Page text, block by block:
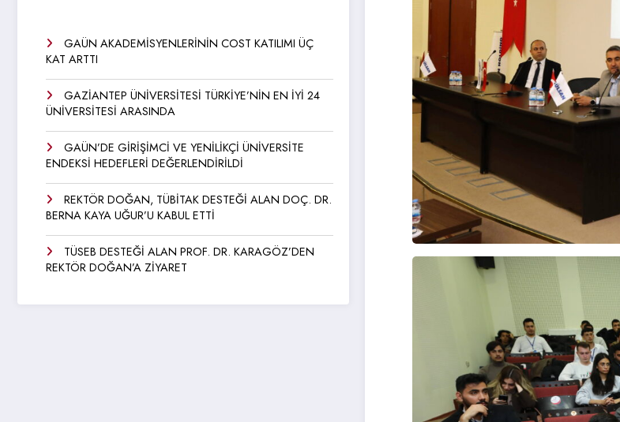
GAÜN AKADEMİSYENLERİNİN COST KATILIMI ÜÇ
KAT ARTTI
GAZİANTEP ÜNİVERSİTESİ TÜRKİYE’NİN EN İYİ 24
ÜNİVERSİTESİ ARASINDA
GAÜN’DE GİRİŞİMCİ VE YENİLİKÇİ ÜNİVERSİTE
ENDEKSİ HEDEFLERİ DEĞERLENDİRİLDİ
REKTÖR DOĞAN, TÜBİTAK DESTEĞİ ALAN DOÇ. DR.
BERNA KAYA UĞUR’U KABUL ETTİ
TÜSEB DESTEĞİ ALAN PROF. DR. KARAGÖZ’DEN
REKTÖR DOĞAN’A ZİYARET